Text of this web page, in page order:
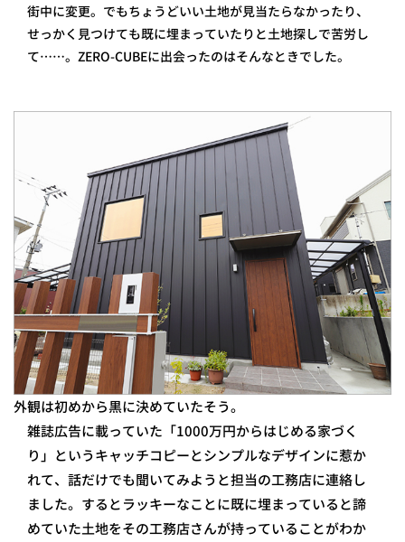
街中に変更。でもちょうどいい土地が見当たらなかったり、
せっかく見つけても既に埋まっていたりと土地探しで苦労し
て……。ZERO-CUBEに出会ったのはそんなときでした。
外観は初めから黒に決めていたそう。
雑誌広告に載っていた「1000万円からはじめる家づく
り」というキャッチコピーとシンプルなデザインに惹か
れて、話だけでも聞いてみようと担当の工務店に連絡し
ました。するとラッキーなことに既に埋まっていると諦
めていた土地をその工務店さんが持っていることがわか